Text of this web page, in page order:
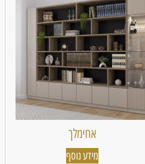
אחימלך
מידע נוסף